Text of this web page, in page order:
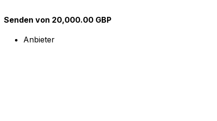
Senden von 20,000.00 GBP
Anbieter